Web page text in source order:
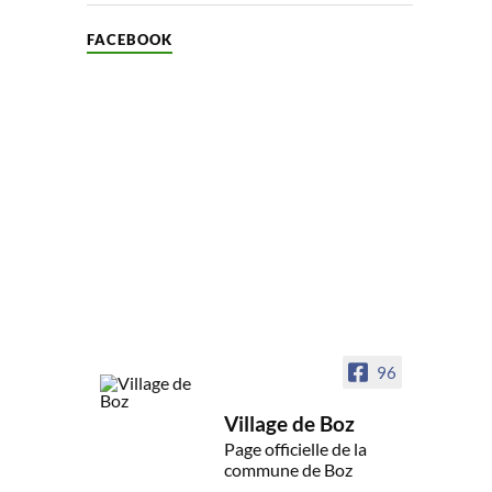
FACEBOOK
96
Village de Boz
Page officielle de la
commune de Boz